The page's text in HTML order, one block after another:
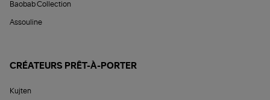
Baobab Collection
Assouline
CRÉATEURS PRÊT-À-PORTER
Kujten